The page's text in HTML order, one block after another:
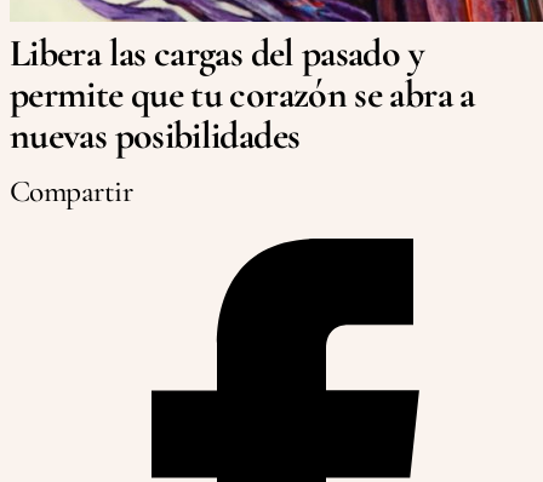
Libera las cargas del pasado y
permite que tu corazón se abra a
nuevas posibilidades
Compartir